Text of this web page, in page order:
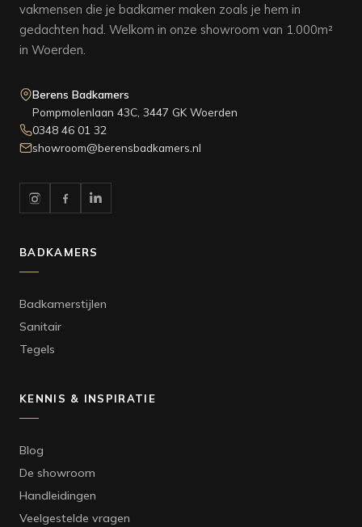
vakmensen die je badkamer maken zoals je hem in
gedachten had. Welkom in onze showroom van 1.000m²
in Woerden.
Berens Badkamers
Pompmolenlaan 43C, 3447 GK Woerden
0348 46 01 32
showroom@berensbadkamers.nl
BADKAMERS
Badkamerstijlen
Sanitair
Tegels
KENNIS & INSPIRATIE
Blog
De showroom
Handleidingen
Veelgestelde vragen